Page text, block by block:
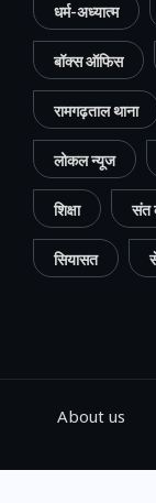
धर्म-अध्यात्म
बॉक्स ऑफिस
रामगढ़ताल थाना
लोकल न्यूज
शिक्षा संत
सियासत
About us